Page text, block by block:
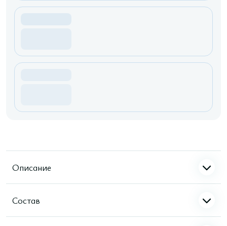
Описание
Состав